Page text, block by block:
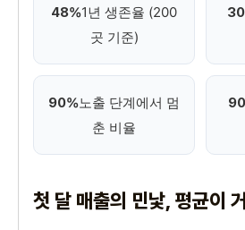
48%1년 생존율 (200
곳 기준)
30
90%노출 단계에서 멈
춘 비율
첫 달 매출의 민낯, 평균이